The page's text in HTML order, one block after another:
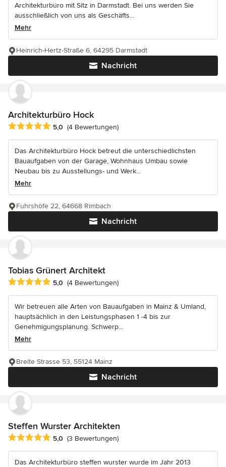
Architekturbüro mit Sitz in Darmstadt. Bei uns werden Sie
ausschließlich von uns als Geschäfts...
Mehr
Nachricht
Heinrich-Hertz-Straße 6, 64295 Darmstadt
Architekturbüro Hock
Durchschnittliche Bewertung: 5 von 5 Sternen
5,0 (4 Bewertungen)
Das Architekturbüro Hock betreut die unterschiedlichsten
Bauaufgaben von der Garage, Wohnhaus Umbau sowie
Neubau bis zu Ausstellungs- und Werk...
Mehr
Nachricht
Fuhrshöfe 22, 64668 Rimbach
Tobias Grünert Architekt
Durchschnittliche Bewertung: 5 von 5 Sternen
5,0 (4 Bewertungen)
Wir betreuen alle Arten von Bauaufgaben in Mainz & Umland,
hauptsächlich in den Leistungsphasen 1 -4 bis zur
Genehmigungsplanung. Schwerp...
Mehr
Nachricht
Breite Strasse 53, 55124 Mainz
Steffen Wurster Architekten
Durchschnittliche Bewertung: 5 von 5 Sternen
5,0 (3 Bewertungen)
Das Architekturbüro steffen wurster wurde im Jahr 2013